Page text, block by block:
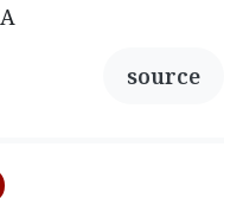
source